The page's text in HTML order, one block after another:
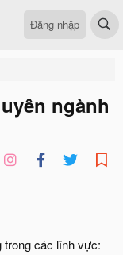
Đăng nhập
ngành
trong các lĩnh vực: